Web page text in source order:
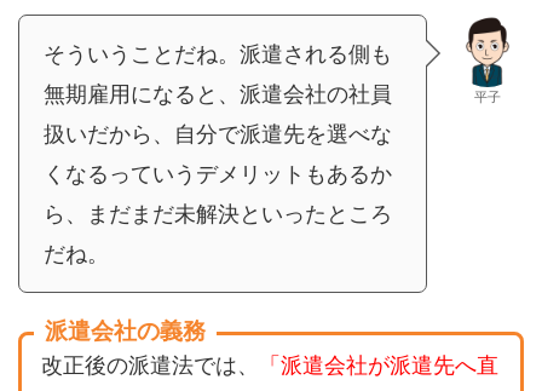
そういうことだね。派遣される側も
無期雇用になると、派遣会社の社員
扱いだから、自分で派遣先を選べな
くなるっていうデメリットもあるか
ら、まだまだ未解決といったところ
だね。
平子
派遣会社の義務
改正後の派遣法では、
「派遣会社が派遣先へ直